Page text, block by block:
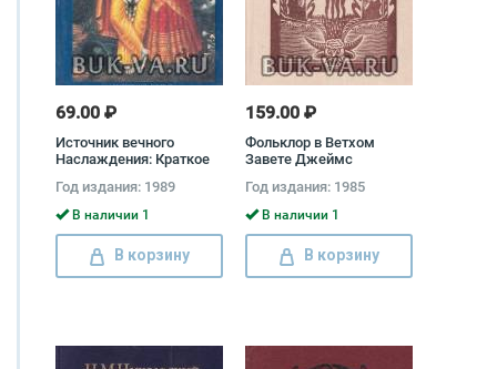
69.00 ₽
Источник вечного
Наслаждения: Краткое
десятой Шримад-
Бхагаватам Абхай
Чаранаравинда
Бхактиведанта Свами
Прабхупада
Год издания: 1989
В наличии 1
В корзину
159.00 ₽
Фольклор в Ветхом
Завете Джеймс
Год издания: 1985
В наличии 1
В корзину